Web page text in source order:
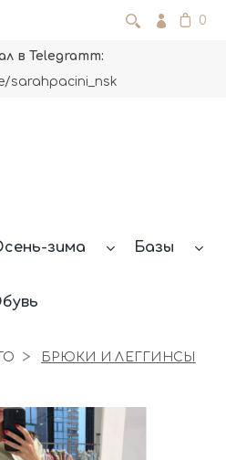
0
в Telegramm:
sarahpacini_nsk
зима Базы
БРЮКИ И ЛЕГГИНСЫ